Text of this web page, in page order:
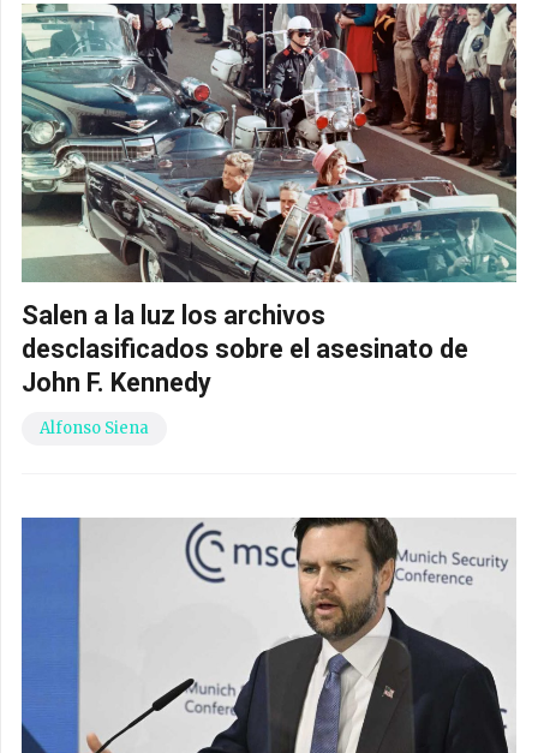
Salen a la luz los archivos
desclasificados sobre el asesinato de
John F. Kennedy
Alfonso Siena